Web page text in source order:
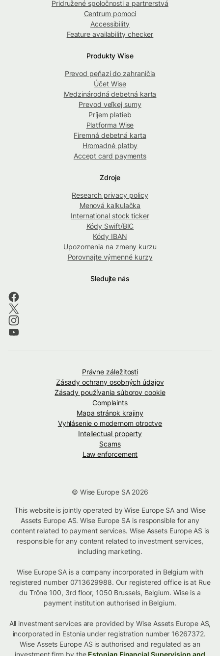
Pridružené spoločnosti a partnerstvá
Centrum pomoci
Accessibility
Feature availability checker
Produkty Wise
Prevod peňazí do zahraničia
Účet Wise
Medzinárodná debetná karta
Prevod veľkej sumy
Príjem platieb
Platforma Wise
Firemná debetná karta
Hromadné platby
Accept card payments
Zdroje
Research privacy policy
Menová kalkulačka
International stock ticker
Kódy Swift/BIC
Kódy IBAN
Upozornenia na zmeny kurzu
Porovnajte výmenné kurzy
Sledujte nás
Právne záležitosti
Zásady ochrany osobných údajov
Zásady používania súborov cookie
Complaints
Mapa stránok krajiny
Vyhlásenie o modernom otroctve
Intellectual property
Scams
Law enforcement
© Wise Europe SA 2026
This website is jointly operated by Wise Europe SA and Wise
Assets Europe AS. Wise Europe SA is responsible for any
content related to payment services. Wise Assets Europe AS is
responsible for any content related to investment services,
including marketing.
Wise Europe SA is a company incorporated in Belgium with
registered number 0713629988. Our registered office is at Rue
du Trône 100, 3rd floor, 1050 Brussels, Belgium. Wise is a
payment institution authorised in Belgium.
All investment services are provided by Wise Assets Europe AS,
incorporated in Estonia under registration number 16267372.
Wise Assets Europe AS is authorised and regulated as an
investment firm by the Estonian Financial Supervision and